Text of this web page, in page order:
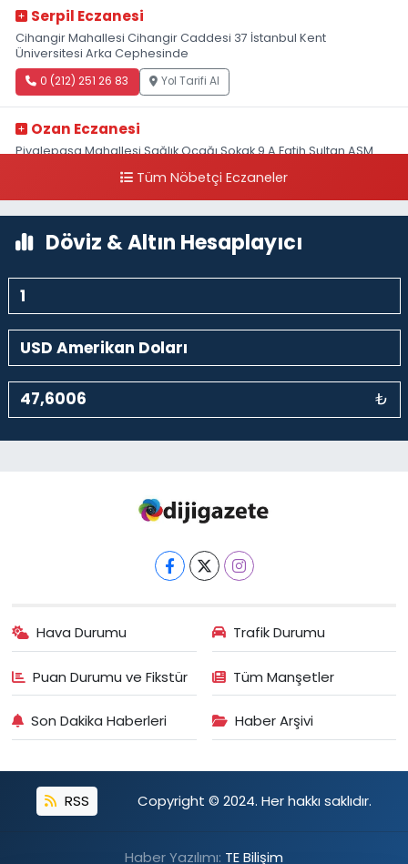
Serpil Eczanesi
Cihangir Mahallesi Cihangir Caddesi 37 İstanbul Kent
Üniversitesi Arka Cephesinde
0 (212) 251 26 83 Yol Tarifi Al
Ozan Eczanesi
Piyalepaşa Mahallesi Sağlık Ocağı Sokak 9 A Fatih Sultan ASM
Tüm Nöbetçi Eczaneler
Döviz & Altın Hesaplayıcı
₺
Hava Durumu Trafik Durumu
Puan Durumu ve Fikstür Tüm Manşetler
Son Dakika Haberleri Haber Arşivi
RSS Copyright © 2024. Her hakkı saklıdır.
Haber Yazılımı: TE Bilişim